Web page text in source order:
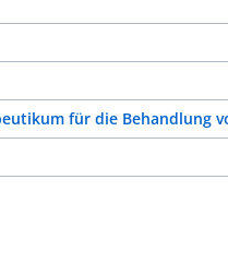
für die Behandlung